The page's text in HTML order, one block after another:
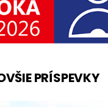
PRÍSPEVKY